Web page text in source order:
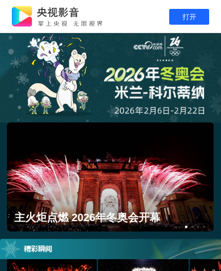
打开
主火炬点燃 2026年冬奥会开幕